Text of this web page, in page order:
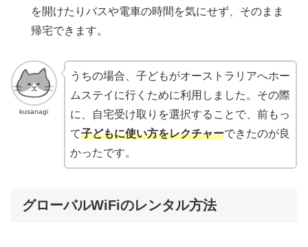
を開けたりバスや電車の時間を気にせず、そのまま
帰宅できます。
kusanagi
うちの場合、子どもがオーストラリアへホー
ムステイに行くために利用しました。その際
に、自宅受け取りを選択することで、前もっ
て子どもに使い方をレクチャーできたのが良
かったです。
グローバルWiFiのレンタル方法